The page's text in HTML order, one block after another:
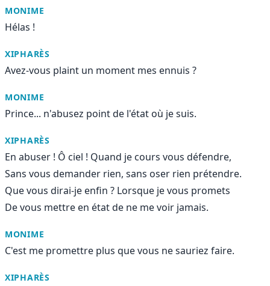
MONIME
Hélas !
XIPHARÈS
Avez-vous plaint un moment mes ennuis ?
MONIME
Prince... n'abusez point de l'état où je suis.
XIPHARÈS
En abuser ! Ô ciel ! Quand je cours vous défendre,
Sans vous demander rien, sans oser rien prétendre.
Que vous dirai-je enfin ? Lorsque je vous promets
De vous mettre en état de ne me voir jamais.
MONIME
C'est me promettre plus que vous ne sauriez faire.
XIPHARÈS